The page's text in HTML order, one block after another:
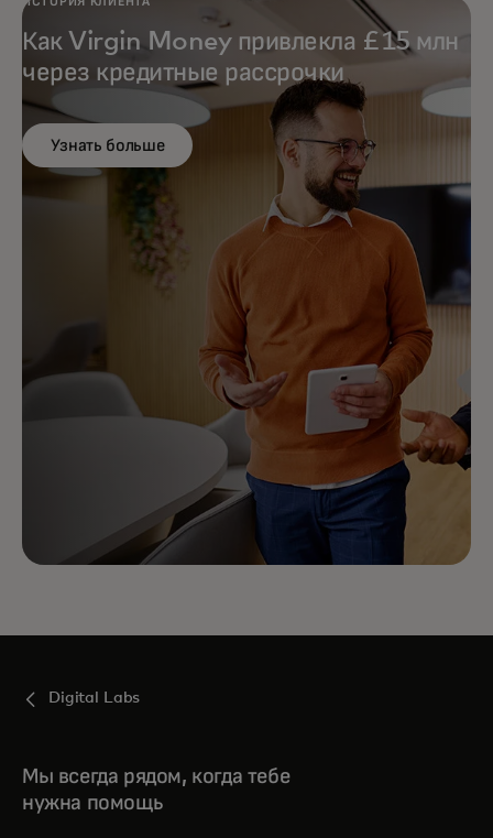
Как Virgin Money привлекла £15 млн
через кредитные рассрочки
Узнать больше
Digital Labs
Мы всегда рядом, когда тебе
нужна помощь